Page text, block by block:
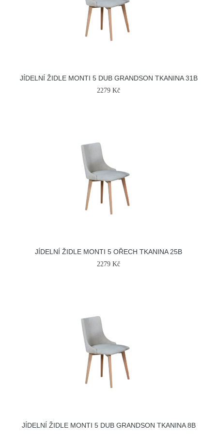
JÍDELNÍ ŽIDLE MONTI 5 DUB GRANDSON TKANINA 31B
2279 Kč
JÍDELNÍ ŽIDLE MONTI 5 OŘECH TKANINA 25B
2279 Kč
JÍDELNÍ ŽIDLE MONTI 5 DUB GRANDSON TKANINA 8B